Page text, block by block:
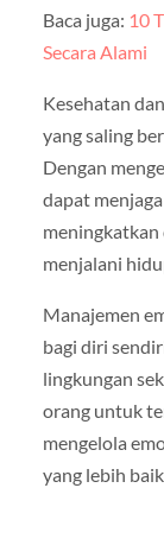
Baca juga: 10
Secara Alami
Kesehatan
yang saling
Dengan
dapat
meningkatkan
menjalani
Manajemen
bagi diri
lingkungan
orang untuk
mengelola
yang lebih baik.